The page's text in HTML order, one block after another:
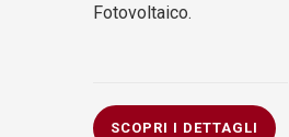
Fotovoltaico.
SCOPRI I DETTAGLI